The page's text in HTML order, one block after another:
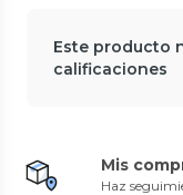
Este producto
calificaciones
Mis
Haz